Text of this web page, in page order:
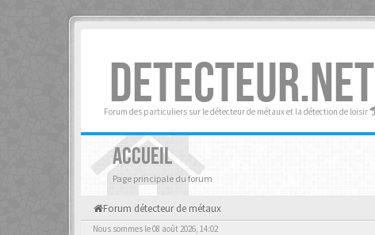
DETECTEUR.NET
Forum des particuliers sur le détecteur de métaux et la détection de loisir
ACCUEIL
Page principale du forum
Forum détecteur de métaux
Nous sommes le 08 août 2026, 14:02